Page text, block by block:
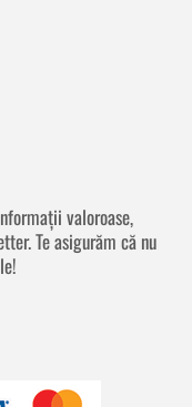
valoroase,
Te asigurăm că nu